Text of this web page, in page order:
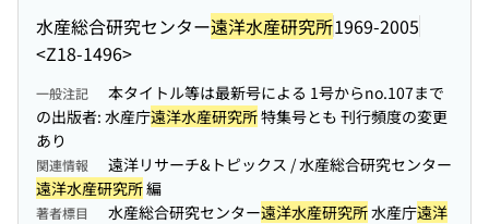
水産総合研究センター遠洋水産研究所1969-2005
<Z18-1496>
一般注記
本タイトル等は最新号による 1号からno.107まで
の出版者: 水産庁遠洋水産研究所特集号とも 刊行頻度の変更
あり
関連情報
遠洋リサーチ&トピックス / 水産総合研究センター
遠洋水産研究所編
著者標目 水産総合研究センター遠洋水産研究所水産庁遠洋